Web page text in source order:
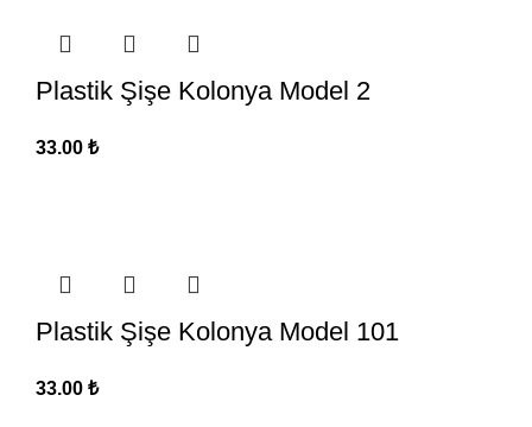
Plastik Şişe Kolonya Model 2
33.00 ₺
Plastik Şişe Kolonya Model 101
33.00 ₺